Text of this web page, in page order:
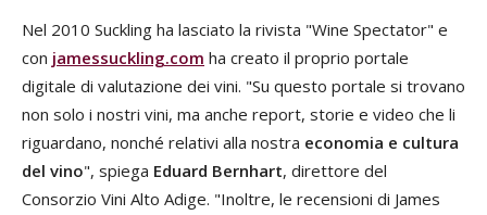
Nel 2010 Suckling ha lasciato la rivista "Wine Spectator" e
con jamessuckling.com ha creato il proprio portale
digitale di valutazione dei vini. "Su questo portale si trovano
non solo i nostri vini, ma anche report, storie e video che li
riguardano, nonché relativi alla nostra economia e cultura
del vino", spiega Eduard Bernhart, direttore del
Consorzio Vini Alto Adige. "Inoltre, le recensioni di James